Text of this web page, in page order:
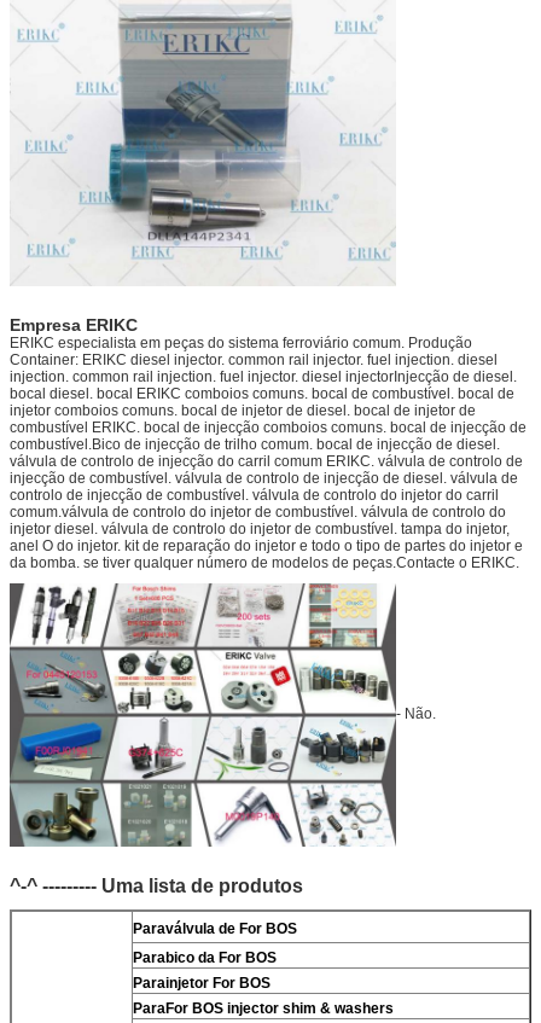
Empresa ERIKC
ERIKC especialista em peças do sistema ferroviário comum. Produção
Container: ERIKC diesel injector. common rail injector. fuel injection. diesel
injection. common rail injection. fuel injector. diesel injectorInjecção de diesel.
bocal diesel. bocal ERIKC comboios comuns. bocal de combustível. bocal de
injetor comboios comuns. bocal de injetor de diesel. bocal de injetor de
combustível ERIKC. bocal de injecção comboios comuns. bocal de injecção de
combustível.Bico de injecção de trilho comum. bocal de injecção de diesel.
válvula de controlo de injecção do carril comum ERIKC. válvula de controlo de
injecção de combustível. válvula de controlo de injecção de diesel. válvula de
controlo de injecção de combustível. válvula de controlo do injetor do carril
comum.válvula de controlo do injetor de combustível. válvula de controlo do
injetor diesel. válvula de controlo do injetor de combustível. tampa do injetor,
anel O do injetor. kit de reparação do injetor e todo o tipo de partes do injetor e
da bomba. se tiver qualquer número de modelos de peças.Contacte o ERIKC.
- Não.
^-^ --------- Uma lista de produtos
Paraválvula de For BOS
Parabico da For BOS
Parainjetor For BOS
ParaFor BOS injector shim & washers